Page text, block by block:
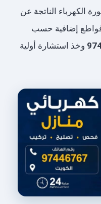
الكهرباء الناتجة عن
إضافية حسب
وخذ استشارة أولية